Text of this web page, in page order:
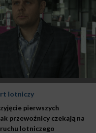
lotniczy
pierwszych
przewoźnicy czekają na
lotniczego